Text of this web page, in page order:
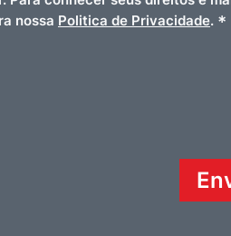
nossa Politica de Privacidade. *